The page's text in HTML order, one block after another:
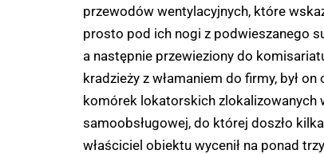
przewodów wentylacyjnych, które
prosto pod ich nogi z podwieszanego
a następnie przewieziony do
kradzieży z włamaniem do firmy, był
komórek lokatorskich zlokalizowanych
samoobsługowej, do której doszło
właściciel obiektu wycenił na ponad